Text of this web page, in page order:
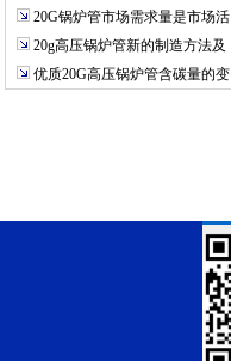
20G锅炉管市场需求量是市场活
20g高压锅炉管新的制造方法及
优质20G高压锅炉管含碳量的变